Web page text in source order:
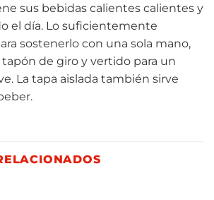
sus bebidas calientes calientes y
el día. Lo suficientemente
sostenerlo con una sola mano,
de giro y vertido para un
La tapa aislada también sirve